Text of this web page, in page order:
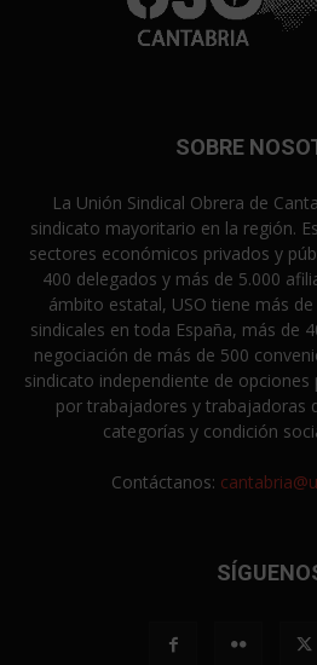
SOBRE
La Unión Sindical Obrera de
sindicato mayoritario en la región.
sectores económicos privados y
400 delegados y más de 5.000
ámbito estatal, USO tiene más
sindicales en toda España, más de
negociación de más de 500
sindicato independiente de
por trabajadores y trabajadoras
categorías y condición
Contáctanos: